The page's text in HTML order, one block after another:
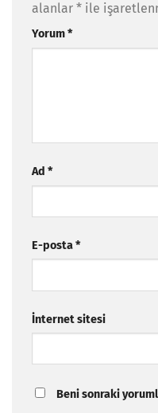
alanlar * ile
Yorum*
Ad *
E-posta*
İnternet sitesi
Beni sonraki